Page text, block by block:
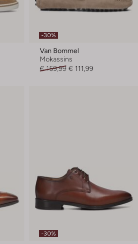
-30%
Van Bommel
Mokassins
€ 159,99 € 111,99
-30%